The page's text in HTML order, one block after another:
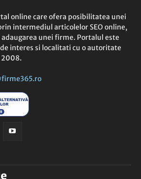
online care ofera posibilitatea unei
intermediul articolelor SEO online,
adaugarea unei firme. Portalul este
interes si localitati cu o autoritate
2008.